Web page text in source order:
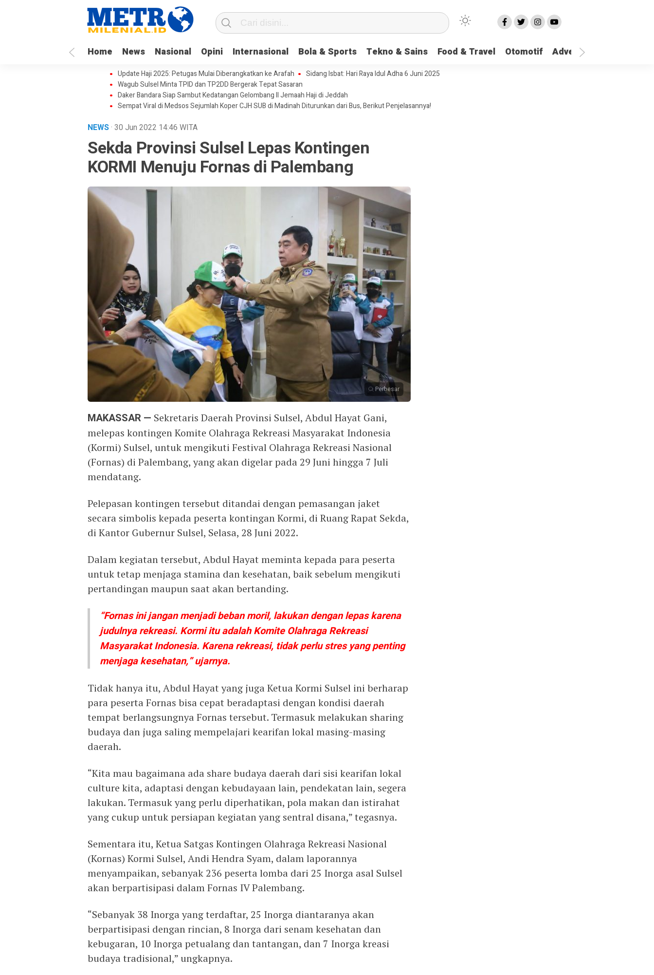
Home News Nasional Opini Internasional Bola & Sports Tekno & Sains Food & Travel Otomotif Advetorial
Update Haji 2025: Petugas Mulai Diberangkatkan ke Arafah
Sidang Isbat: Hari Raya Idul Adha 6 Juni 2025
Wagub Sulsel Minta TPID dan TP2DD Bergerak Tepat Sasaran
Daker Bandara Siap Sambut Kedatangan Gelombang II Jemaah Haji di Jeddah
Sempat Viral di Medsos Sejumlah Koper CJH SUB di Madinah Diturunkan dari Bus, Berikut Penjelasannya!
NEWS· 30 Jun 2022 14:46 WITA
Sekda Provinsi Sulsel Lepas Kontingen
KORMI Menuju Fornas di Palembang
Perbesar
MAKASSAR — Sekretaris Daerah Provinsi Sulsel, Abdul Hayat Gani,
melepas kontingen Komite Olahraga Rekreasi Masyarakat Indonesia
(Kormi) Sulsel, untuk mengikuti Festival Olahraga Rekreasi Nasional
(Fornas) di Palembang, yang akan digelar pada 29 Juni hingga 7 Juli
mendatang.
Pelepasan kontingen tersebut ditandai dengan pemasangan jaket
secara simbolis kepada peserta kontingan Kormi, di Ruang Rapat Sekda,
di Kantor Gubernur Sulsel, Selasa, 28 Juni 2022.
Dalam kegiatan tersebut, Abdul Hayat meminta kepada para peserta
untuk tetap menjaga stamina dan kesehatan, baik sebelum mengikuti
pertandingan maupun saat akan bertanding.
“Fornas ini jangan menjadi beban moril, lakukan dengan lepas karena
judulnya rekreasi. Kormi itu adalah Komite Olahraga Rekreasi
Masyarakat Indonesia. Karena rekreasi, tidak perlu stres yang penting
menjaga kesehatan,” ujarnya.
Tidak hanya itu, Abdul Hayat yang juga Ketua Kormi Sulsel ini berharap
para peserta Fornas bisa cepat beradaptasi dengan kondisi daerah
tempat berlangsungnya Fornas tersebut. Termasuk melakukan sharing
budaya dan juga saling mempelajari kearifan lokal masing-masing
daerah.
“Kita mau bagaimana ada share budaya daerah dari sisi kearifan lokal
culture kita, adaptasi dengan kebudayaan lain, pendekatan lain, segera
lakukan. Termasuk yang perlu diperhatikan, pola makan dan istirahat
yang cukup untuk persiapan kegiatan yang sentral disana,” tegasnya.
Sementara itu, Ketua Satgas Kontingen Olahraga Rekreasi Nasional
(Kornas) Kormi Sulsel, Andi Hendra Syam, dalam laporannya
menyampaikan, sebanyak 236 peserta lomba dari 25 Inorga asal Sulsel
akan berpartisipasi dalam Fornas IV Palembang.
“Sebanyak 38 Inorga yang terdaftar, 25 Inorga diantaranya akan
berpartisipasi dengan rincian, 8 Inorga dari senam kesehatan dan
kebugaran, 10 Inorga petualang dan tantangan, dan 7 Inorga kreasi
budaya tradisional,” ungkapnya.